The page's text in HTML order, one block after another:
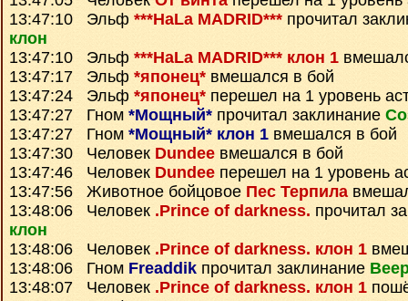
13:47:10 Эльф ***HaLa MADRID*** прочитал
клон
13:47:10 Эльф ***HaLa MADRID*** клон 1
13:47:17 Эльф *японец* вмешался в бой
13:47:24 Эльф *японец* перешел на 1 уровень
13:47:27 Гном *Мощный* прочитал заклинание
13:47:27 Гном *Мощный* клон 1 вмешался в бой
13:47:30 Человек Dundee вмешался в бой
13:47:46 Человек Dundee перешел на 1 уровень
13:47:56 Животное бойцовое Пес Терпила
13:48:06 Человек .Prince of darkness. прочитал
клон
13:48:06 Человек .Prince of darkness. клон 1
13:48:06 Гном Freaddik прочитал заклинание
13:48:07 Человек .Prince of darkness. клон 1